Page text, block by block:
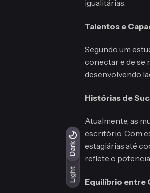
Light
Dark
Light
Dark
igualitárias.
Talentos e
Segundo um
conectar e de se
desenvolvendo
Histórias de
Atualmente, as
escritório. Com
estagiárias até
reflete o
Equilíbrio entre